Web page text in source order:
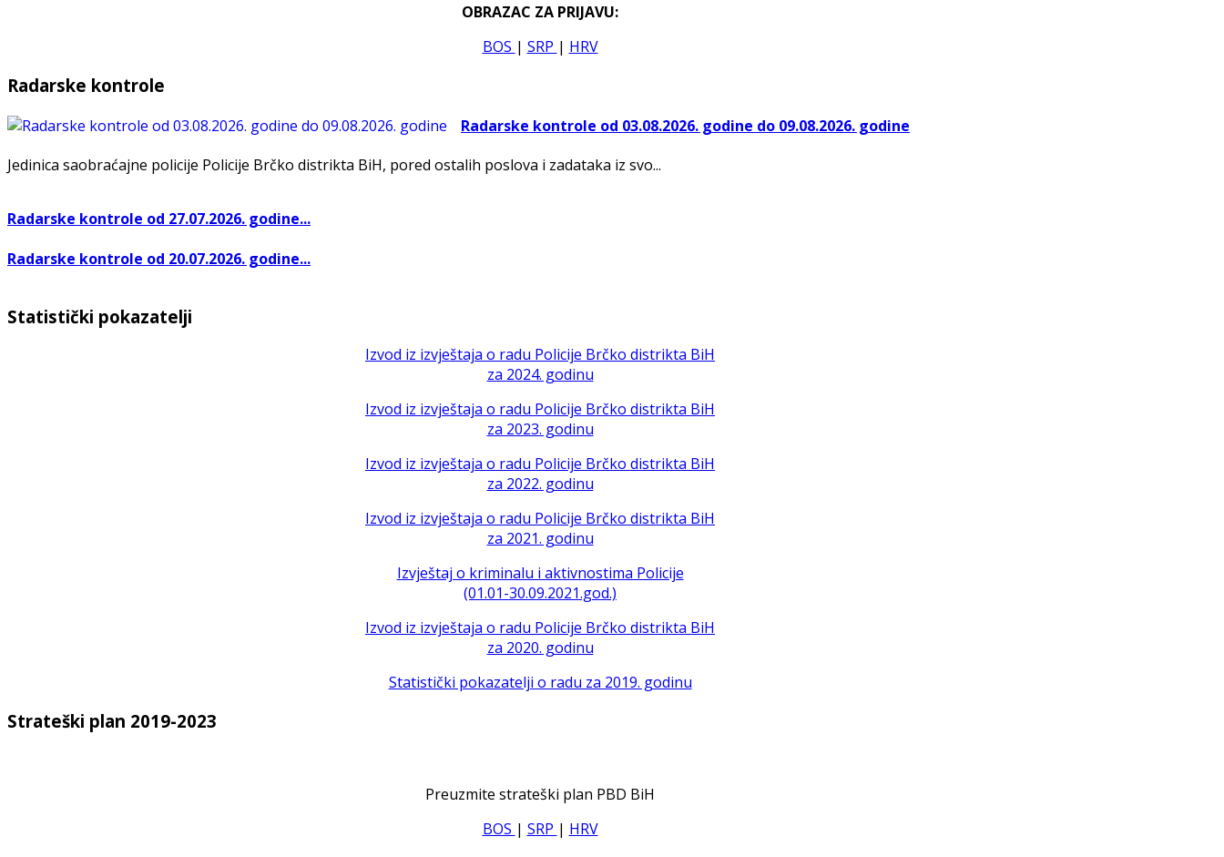
OBRAZAC ZA PRIJAVU:
BOS | SRP | HRV
Radarske kontrole
Radarske kontrole od 03.08.2026. godine do 09.08.2026. godine
Jedinica saobraćajne policije Policije Brčko distrikta BiH, pored ostalih poslova i zadataka iz svo...
Radarske kontrole od 27.07.2026. godine...
Radarske kontrole od 20.07.2026. godine...
Statistički pokazatelji
Izvod iz izvještaja o radu Policije Brčko distrikta BiH
za 2024. godinu
Izvod iz izvještaja o radu Policije Brčko distrikta BiH
za 2023. godinu
Izvod iz izvještaja o radu Policije Brčko distrikta BiH
za 2022. godinu
Izvod iz izvještaja o radu Policije Brčko distrikta BiH
za 2021. godinu
Izvještaj o kriminalu i aktivnostima Policije
(01.01-30.09.2021.god.)
Izvod iz izvještaja o radu Policije Brčko distrikta BiH
za 2020. godinu
Statistički pokazatelji o radu za 2019. godinu
Strateški plan 2019-2023
Preuzmite strateški plan PBD BiH
BOS | SRP | HRV